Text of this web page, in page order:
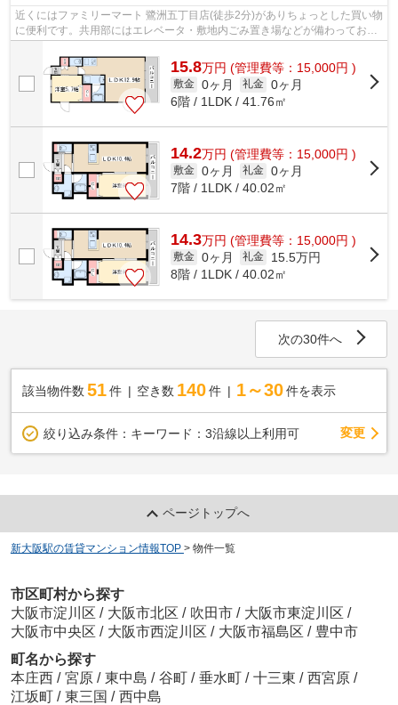
近くにはファミリーマート 鷺洲五丁目店(徒歩2分)がありちょっとした買い物
に便利です。共用部にはエレベータ・敷地内ごみ置き場などが備わっており
15.8万円 (管理費等：15,000円 )
敷金 0ヶ月 礼金 0ヶ月
6階 / 1LDK / 41.76㎡
14.2万円 (管理費等：15,000円 )
敷金 0ヶ月 礼金 0ヶ月
7階 / 1LDK / 40.02㎡
14.3万円 (管理費等：15,000円 )
敷金 0ヶ月 礼金
15.5万円
8階 / 1LDK / 40.02㎡
次の30件へ
該当物件数 51件 空き数 140 件 1～30 件を表示
絞り込み条件： キーワード：3沿線以上利用可 変更
ページトップへ
新大阪駅の賃貸マンション情報TOP > 物件一覧
市区町村から探す
大阪市淀川区 / 大阪市北区 / 吹田市 / 大阪市東淀川区 /
大阪市中央区 / 大阪市西淀川区 / 大阪市福島区 / 豊中市
町名から探す
本庄西 / 宮原 / 東中島 / 谷町 / 垂水町 / 十三東 / 西宮原 /
江坂町 / 東三国 / 西中島